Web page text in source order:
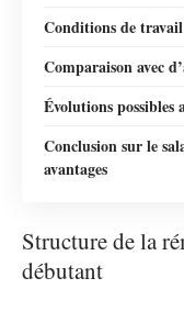
Conditions de
Comparaison avec
Évolutions possibles
Conclusion sur le
avantages
Structure de la
débutant